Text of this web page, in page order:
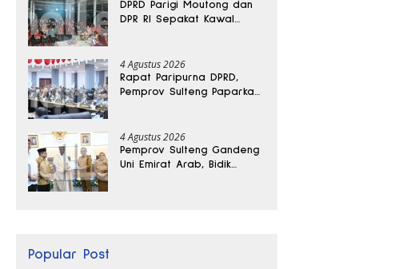
DPRD Parigi Moutong dan
DPR RI Sepakat Kawal
4 Agustus 2026
Rapat Paripurna DPRD,
Pemprov Sulteng Paparkan
4 Agustus 2026
Pemprov Sulteng Gandeng
Uni Emirat Arab, Bidik
Popular Post